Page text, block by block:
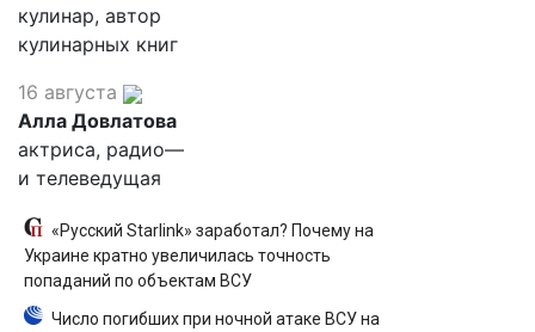
кулинар, автор
кулинарных книг
16 августа
Алла Довлатова
актриса, радио—
и телеведущая
«Русский Starlink» заработал? Почему на
Украине кратно увеличилась точность
попаданий по объектам ВСУ
Число погибших при ночной атаке ВСУ на